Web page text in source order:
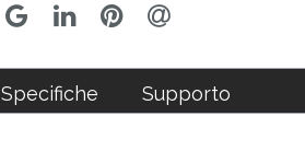
Specifiche Supporto